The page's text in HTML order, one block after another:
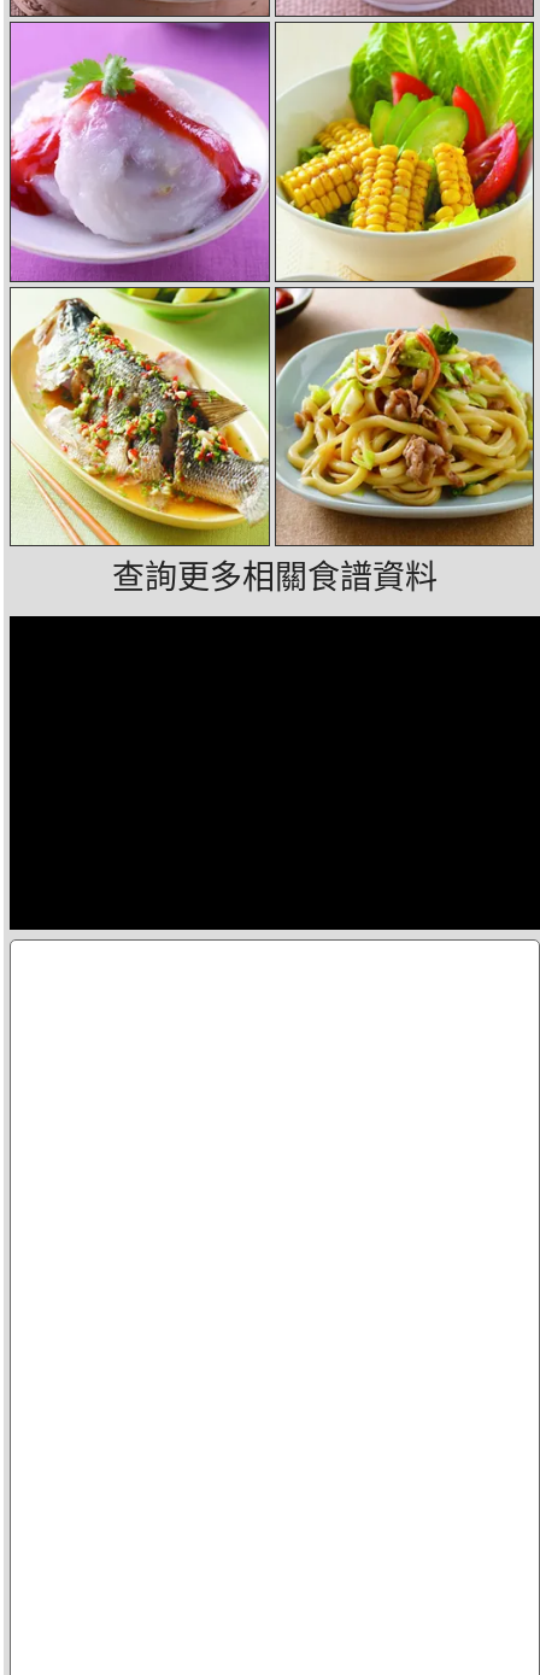
查詢更多相關食譜資料